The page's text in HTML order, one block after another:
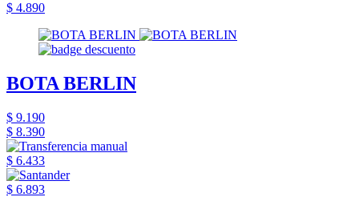
$ 4.890
BOTA BERLIN
$ 9.190
$ 8.390
$ 6.433
$ 6.893